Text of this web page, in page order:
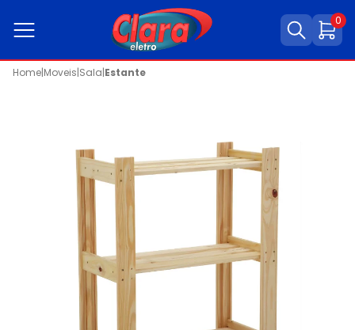
0
Home|Moveis|Sala|Estante